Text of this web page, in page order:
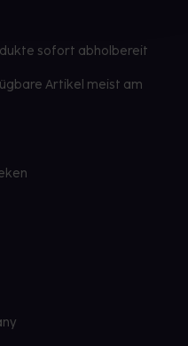
sofort abholbereit
Artikel meist am